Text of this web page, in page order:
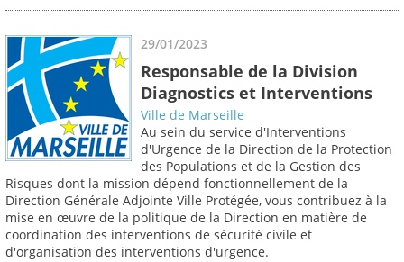
29/01/2023
Responsable de la Division
Diagnostics et Interventions
Ville de Marseille
Au sein du service d'Interventions
d'Urgence de la Direction de la Protection
des Populations et de la Gestion des
Risques dont la mission dépend fonctionnellement de la
Direction Générale Adjointe Ville Protégée, vous contribuez à la
mise en œuvre de la politique de la Direction en matière de
coordination des interventions de sécurité civile et
d'organisation des interventions d'urgence.